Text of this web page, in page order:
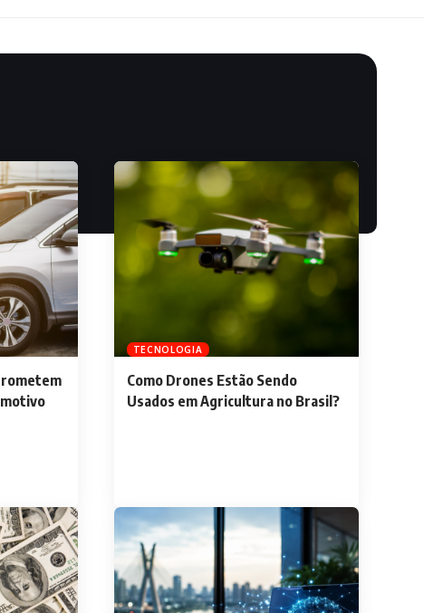
TECNOLOGIA
Como Drones Estão Sendo
Usados em Agricultura no Brasil?